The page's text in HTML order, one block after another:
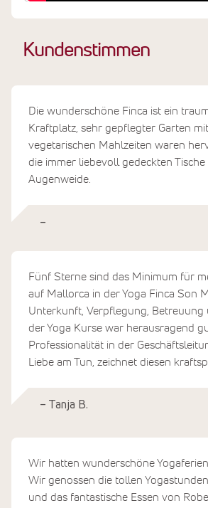
Kundenstimmen
Die wunderschöne Finca ist ein
Kraftplatz, sehr gepflegter Garten
vegetarischen Mahlzeiten waren
die immer liebevoll gedeckten Tische
Augenweide.
–
Fünf Sterne sind das Minimum für
auf Mallorca in der Yoga Finca Son
Unterkunft, Verpflegung, Betreuung
der Yoga Kurse war herausragend
Professionalität in der
Liebe am Tun, zeichnet diesen
– Tanja B.
Wir hatten wunderschöne
Wir genossen die tollen
und das fantastische Essen von